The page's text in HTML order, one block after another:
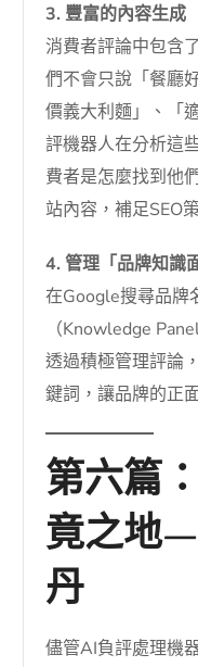
3. 豐富的內容生成
消費者評論中包含
們不會只說「餐廳
價義大利麵」、「
評機器人在分析這
費者是怎麼找到他
站內容，補足SEO
4. 管理「品牌知識
在Google搜尋品牌
（Knowledge
透過積極管理評論
鍵詞，讓品牌的正
第六篇
竟之地
丹
儘管AI負評處理機